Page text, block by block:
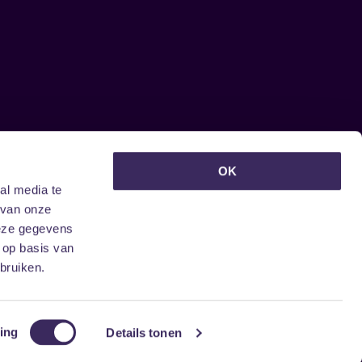
media te
onze
gegevens
basis van
Details tonen
OK
ontvangen?